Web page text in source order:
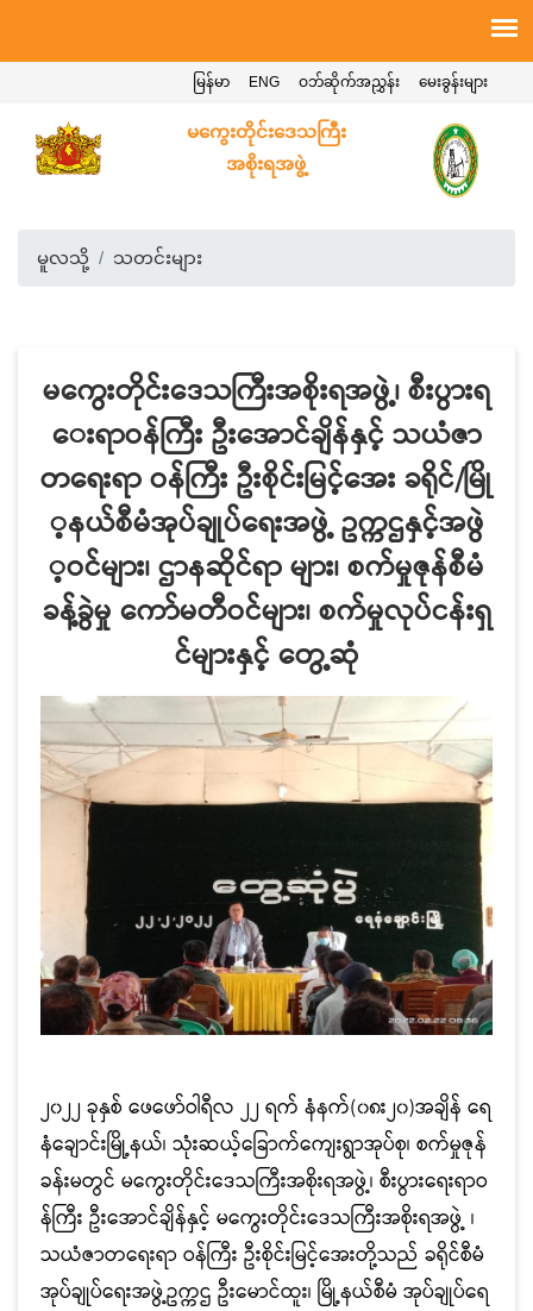
မေးခွန်းများ
ဝဘ်ဆိုက်အညွှန်း
ENG
မြန်မာ
မကွေးတိုင်းဒေသကြီး
အစိုးရအဖွဲ့
မူလသို့ သတင်းများ
မကွေးတိုင်းဒေသကြီးအစိုးရအဖွဲ့၊ စီးပွားရ
ေးရာဝန်ကြီး ဦးအောင်ချိန်နှင့် သယံဇာ
တရေးရာ ဝန်ကြီး ဦးစိုင်းမြင့်အေး ခရိုင်/မြို
့နယ်စီမံအုပ်ချုပ်ရေးအဖွဲ့ ဥက္ကဌနှင့်အဖွဲ
့ဝင်များ၊ ဌာနဆိုင်ရာ များ၊ စက်မှုဇုန်စီမံ
ခန့်ခွဲမှု ကော်မတီဝင်များ၊ စက်မှုလုပ်ငန်းရှ
င်များနှင့် တွေ့ဆုံ
၂၀၂၂ ခုနှစ် ဖေဖော်ဝါရီလ ၂၂ ရက် နံနက်(၀၈း၂၀)အချိန် ရေ
နံချောင်းမြို့နယ်၊ သုံးဆယ့်ခြောက်ကျေးရွာအုပ်စု၊ စက်မှုဇုန်
ခန်းမတွင် မကွေးတိုင်းဒေသကြီးအစိုးရအဖွဲ့၊ စီးပွားရေးရာဝ
န်ကြီး ဦးအောင်ချိန်နှင့် မကွေးတိုင်းဒေသကြီးအစိုးရအဖွဲ့ ၊
သယံဇာတရေးရာ ဝန်ကြီး ဦးစိုင်းမြင့်အေးတို့သည် ခရိုင်စီမံ
အုပ်ချုပ်ရေးအဖွဲ့ဥက္ကဌ ဦးမောင်ထူး၊ မြို့နယ်စီမံ အုပ်ချုပ်ရေ